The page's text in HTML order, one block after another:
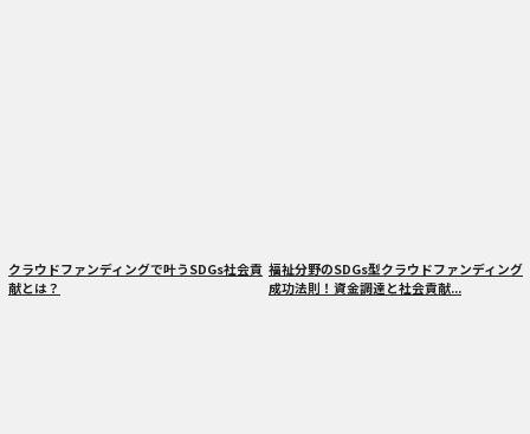
クラウドファンディングで叶うSDGs社会貢
献とは？
福祉分野のSDGs型クラウドファンディング
成功法則！資金調達と社会貢献...